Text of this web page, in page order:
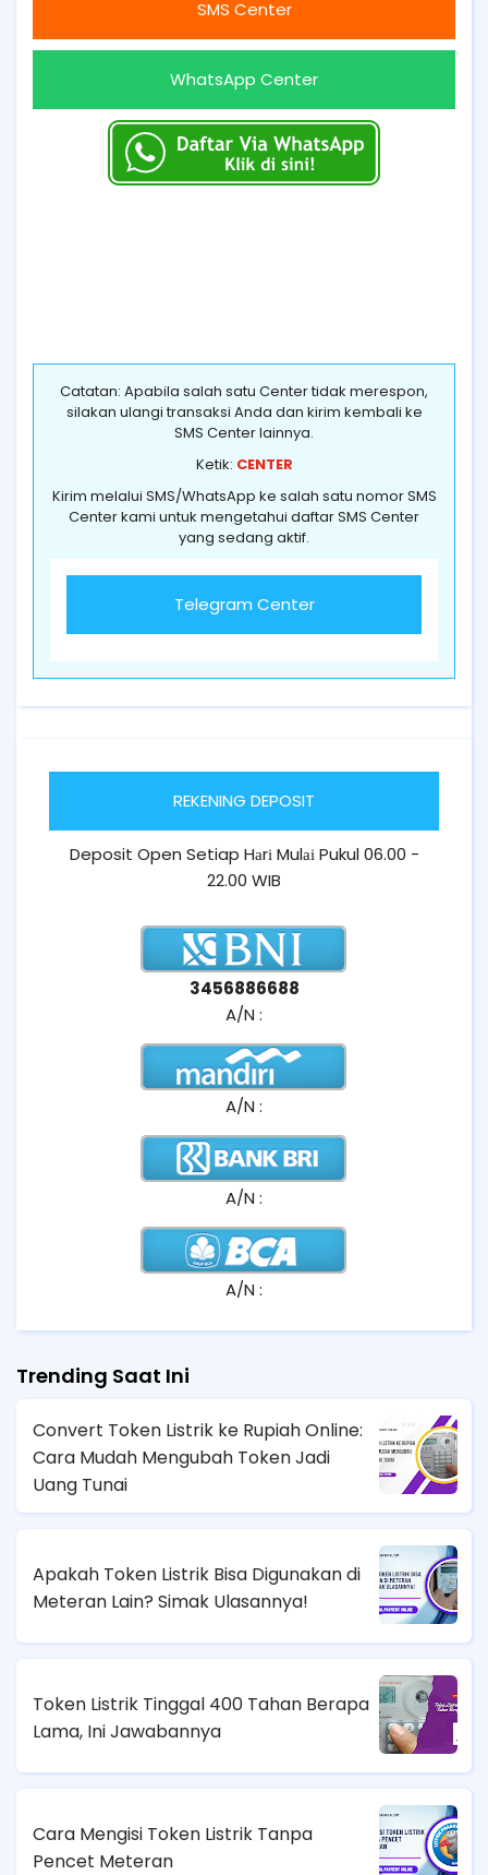
SMS Center
WhatsApp Center
Catatan: Apabila salah satu Center tidak merespon,
silakan ulangi transaksi Anda dan kirim kembali ke
SMS Center lainnya.
Ketik: CENTER
Kirim melalui SMS/WhatsApp ke salah satu nomor SMS
Center kami untuk mengetahui daftar SMS Center
yang sedang aktif.
Telegram Center
REKENING DEPOSIT
Deposit Open Setiap Hаrі Mulаі Pukul 06.00 -
22.00 WIB
3456886688
A/N :
A/N :
A/N :
A/N :
Trending Saat Ini
Convert Token Listrik ke Rupiah Online:
Cara Mudah Mengubah Token Jadi
Uang Tunai
Apakah Token Listrik Bisa Digunakan di
Meteran Lain? Simak Ulasannya!
Token Listrik Tinggal 400 Tahan Berapa
Lama, Ini Jawabannya
Cara Mengisi Token Listrik Tanpa
Pencet Meteran